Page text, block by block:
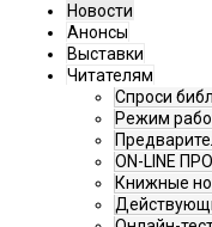
Новости
Анонсы
Выставки
Читателям
Спроси
Режим
ON-LINE
Книжные